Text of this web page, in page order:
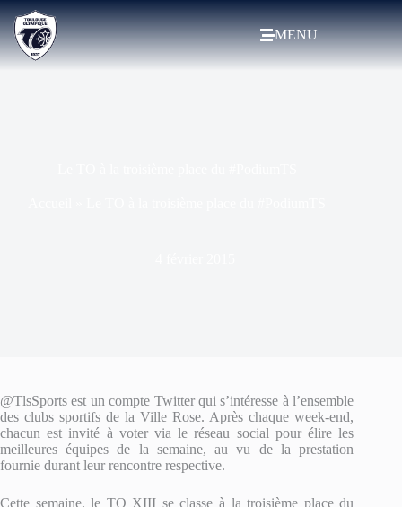
MENU
@TlsSports est un compte Twitter qui s’intéresse à l’ensemble
des clubs sportifs de la Ville Rose. Après chaque week-end,
chacun est invité à voter via le réseau social pour élire les
meilleures équipes de la semaine, au vu de la prestation
fournie durant leur rencontre respective.
Cette semaine, le TO XIII se classe à la troisième place du